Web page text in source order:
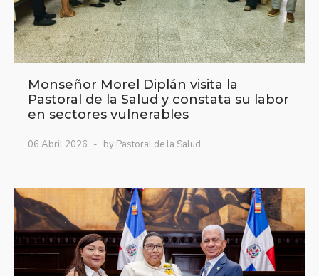
Monseñor Morel Diplán visita la
Pastoral de la Salud y constata su labor
en sectores vulnerables
06 Abril 2026 by Pastoral de la Salud